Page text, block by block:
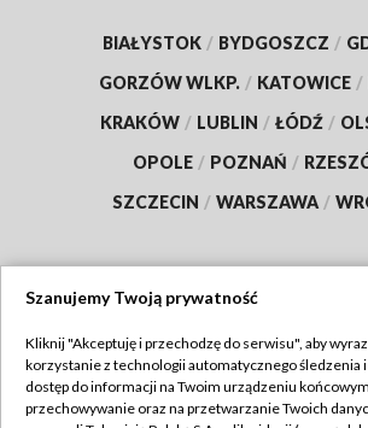
BIAŁYSTOK / BYDGOSZCZ /
GORZÓW WLKP. / KATOWICE /
KRAKÓW / LUBLIN / ŁÓDŹ /
OPOLE / POZNAŃ /
SZCZECIN / WARSZAWA /
TVP
Abonament TVP
Regulamin TVP
Szanujemy Twoją prywatność
Kliknij "Akceptuję i przechodzę do serwisu", aby
korzystanie z technologii automatycznego śledzenia
dostęp do informacji na Twoim urządzeniu
przechowywanie oraz na przetwarzanie Twoich